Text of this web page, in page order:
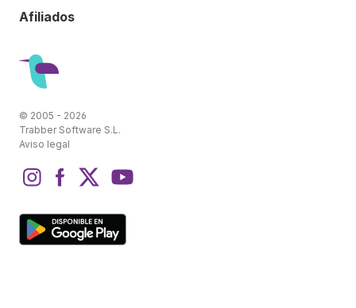
Afiliados
© 2005 - 2026
Trabber Software S.L.
Aviso legal